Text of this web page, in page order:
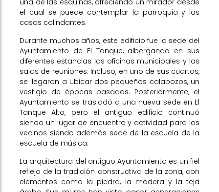
una de las esquinas, ofreciendo un mirador desde
el cual se puede contemplar la parroquia y las
casas colindantes.
Durante muchos años, este edificio fue la sede del
Ayuntamiento de El Tanque, albergando en sus
diferentes estancias las oficinas municipales y las
salas de reuniones. Incluso, en uno de sus cuartos,
se llegaron a ubicar dos pequeños calabozos, un
vestigio de épocas pasadas. Posteriormente, el
Ayuntamiento se trasladó a una nueva sede en El
Tanque Alto, pero el antiguo edificio continuó
siendo un lugar de encuentro y actividad para los
vecinos siendo además sede de la escuela de la
escuela de música.
La arquitectura del antiguo Ayuntamiento es un fiel
reflejo de la tradición constructiva de la zona, con
elementos como la piedra, la madera y la teja